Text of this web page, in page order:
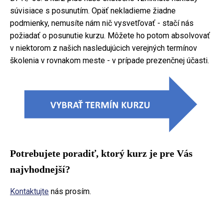
súvisiace s posunutím. Opäť nekladieme žiadne
podmienky, nemusíte nám nič vysvetľovať - stačí nás
požiadať o posunutie kurzu. Môžete ho potom absolvovať
v niektorom z našich nasledujúcich verejných termínov
školenia v rovnakom meste - v prípade prezenčnej účasti.
Potrebujete poradiť, ktorý kurz je pre Vás
najvhodnejší?
Kontaktujte nás prosím.